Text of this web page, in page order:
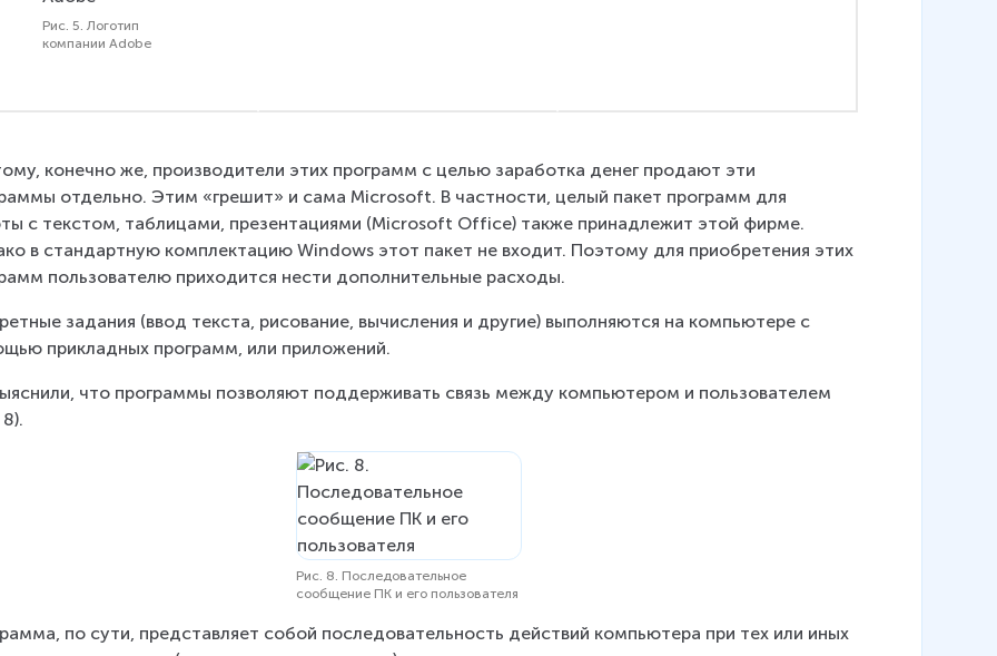
Рис. 5. Логотип
компании Adobe
конечно же, производители этих программ с целью заработка денег продают эти
отдельно. Этим «грешит» и сама Microsoft. В частности, целый пакет программ для
с текстом, таблицами, презентациями (Microsoft Office) также принадлежит этой фирме.
в стандартную комплектацию Windows этот пакет не входит. Поэтому для приобретения этих
пользователю приходится нести дополнительные расходы.
задания (ввод текста, рисование, вычисления и другие) выполняются на компьютере с
прикладных программ, или приложений.
что программы позволяют поддерживать связь между компьютером и пользователем
Рис. 8. Последовательное
сообщение ПК и его пользователя
по сути, представляет собой последовательность действий компьютера при тех или иных